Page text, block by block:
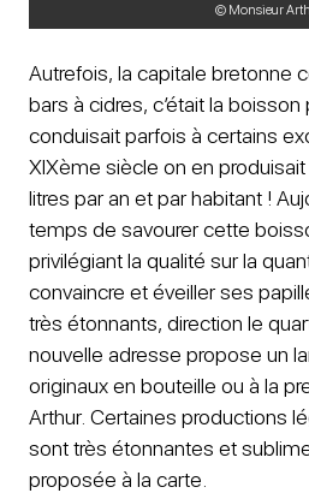
© Monsieur
Autrefois, la capitale bretonne
bars à cidres, c’était la boisson
conduisait parfois à certains
XIXème siècle on en
litres par an et par habitant !
temps de savourer cette
privilégiant la qualité sur la
convaincre et éveiller ses
très étonnants, direction le
nouvelle adresse propose un
originaux en bouteille ou à la
Arthur. Certaines productions
sont très étonnantes et
proposée à la carte.